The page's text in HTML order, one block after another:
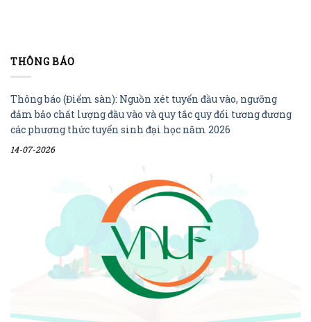
THÔNG BÁO
Thông báo (Điểm sàn): Nguồn xét tuyển đầu vào, ngưỡng
đảm bảo chất lượng đầu vào và quy tắc quy đổi tương đương
các phương thức tuyển sinh đại học năm 2026
14-07-2026